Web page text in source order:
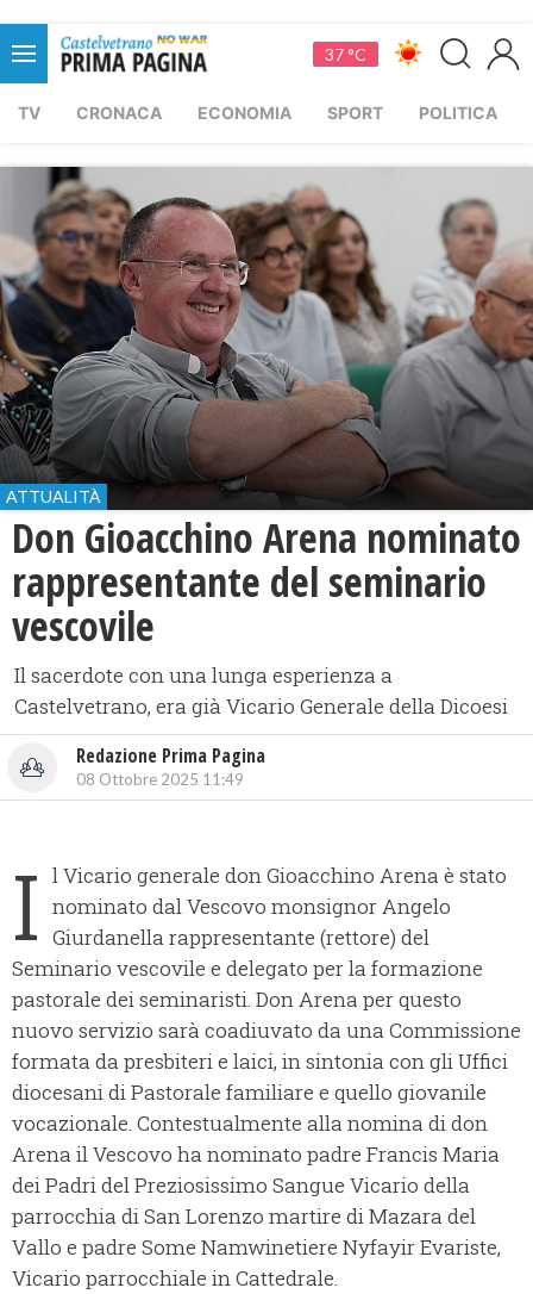
37 °C
TV CRONACA ECONOMIA SPORT POLITICA
ATTUALITÀ
Don Gioacchino Arena nominato
rappresentante del seminario
vescovile
Il sacerdote con una lunga esperienza a
Castelvetrano, era già Vicario Generale della Dicoesi
Redazione Prima Pagina
08 Ottobre 2025 11:49
I l Vicario generale don Gioacchino Arena è stato
nominato dal Vescovo monsignor Angelo
Giurdanella rappresentante (rettore) del
Seminario vescovile e delegato per la formazione
pastorale dei seminaristi. Don Arena per questo
nuovo servizio sarà coadiuvato da una Commissione
formata da presbiteri e laici, in sintonia con gli Uffici
diocesani di Pastorale familiare e quello giovanile
vocazionale. Contestualmente alla nomina di don
Arena il Vescovo ha nominato padre Francis Maria
dei Padri del Preziosissimo Sangue Vicario della
parrocchia di San Lorenzo martire di Mazara del
Vallo e padre Some Namwinetiere Nyfayir Evariste,
Vicario parrocchiale in Cattedrale.